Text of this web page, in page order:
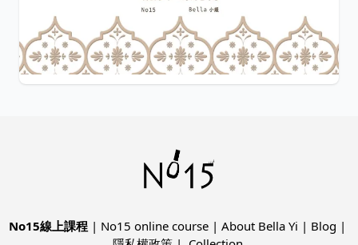
從凝膠的由來和成分開始 說明各種功能的膠的差異性 從差
異性中找出優缺點 從優缺點找照
Bella Yi $4,200
No15線上課程 | No15 online course | About Bella Yi | Blog |